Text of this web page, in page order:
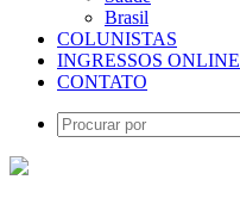
Brasil
COLUNISTAS
INGRESSOS ONLINE
CONTATO